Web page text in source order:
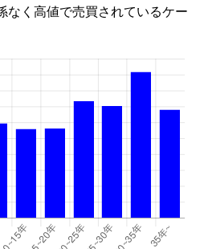
なく高値で売買されているケー